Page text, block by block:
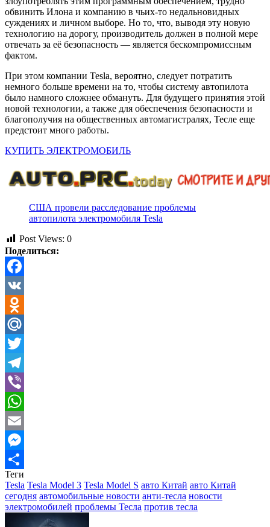
обвинить Илона и компанию в чьих-то недальновидных
суждениях и личном выборе. Но то, что, выводя эту новую
технологию на дорогу, производитель должен в полной мере
отвечать за её безопасность — является бескомпромиссным
фактом.
При этом компании Tesla, вероятно, следует потратить
немного больше времени на то, чтобы систему автопилота
было намного сложнее обмануть. Для будущего принятия этой
новой технологии, а также для обеспечения безопасности и
благополучия на общественных автомагистралях, Тесле еще
предстоит много работы.
КУПИТЬ ЭЛЕКТРОМОБИЛЬ
США провели расследование проблемы
автопилота электромобиля Tesla
Post Views: 0
Поделиться:
Facebook
VK
Odnoklassniki
Mail.Ru
Twitter
Telegram
Viber
WhatsApp
Email
Messenger
Отправить
Теги
Tesla Tesla Model 3 Tesla Model S авто Китай авто Китай
сегодня автомобильные новости анти-тесла новости
электромобилей проблемы Тесла против тесла